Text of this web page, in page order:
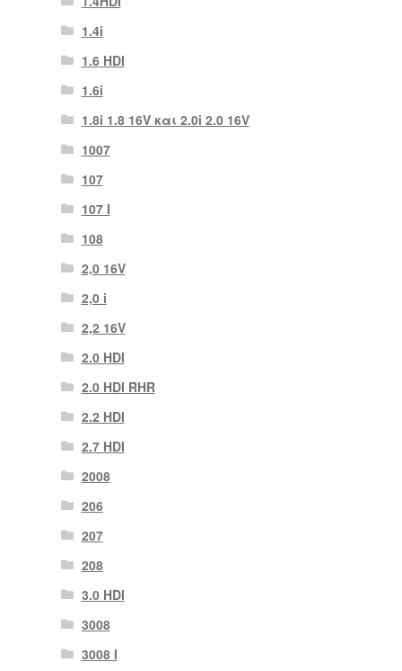
1.4i
1.6 HDI
1.6i
1.8i 1.8 16V και 2.0i 2.0 16V
1007
107
107 Ι
108
2,0 16V
2,0 i
2,2 16V
2.0 HDI
2.0 HDI RHR
2.2 HDI
2.7 HDI
2008
206
207
208
3.0 HDI
3008
3008 Ι